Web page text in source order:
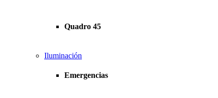
Quadro 45
Iluminación
Emergencias